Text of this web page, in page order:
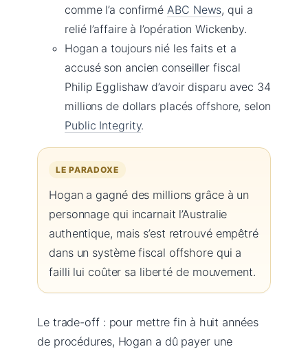
comme l’a confirmé ABC News, qui a
relié l’affaire à l’opération Wickenby.
Hogan a toujours nié les faits et a
accusé son ancien conseiller fiscal
Philip Egglishaw d’avoir disparu avec 34
millions de dollars placés offshore, selon
Public Integrity.
LE PARADOXE
Hogan a gagné des millions grâce à un
personnage qui incarnait l’Australie
authentique, mais s’est retrouvé empêtré
dans un système fiscal offshore qui a
failli lui coûter sa liberté de mouvement.
Le trade-off : pour mettre fin à huit années
de procédures, Hogan a dû payer une